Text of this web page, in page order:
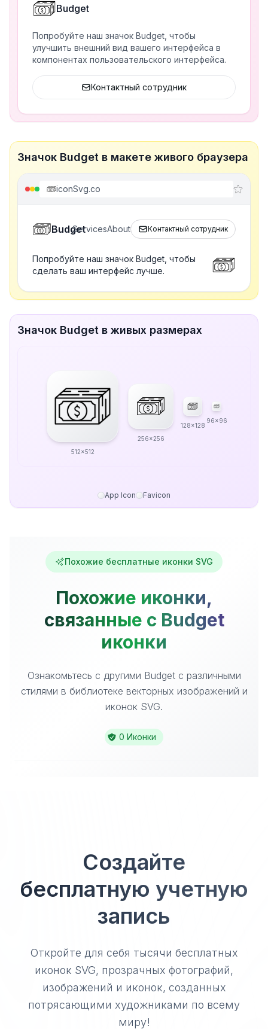
Budget
Попробуйте наш значок Budget, чтобы
улучшить внешний вид вашего интерфейса в
компонентах пользовательского интерфейса.
Контактный сотрудник
Значок Budget в макете живого браузера
iconSvg.co
BudgetServicesAbout Контактный сотрудник
Попробуйте наш значок Budget, чтобы
сделать ваш интерфейс лучше.
Значок Budget в живых размерах
512x512
256x256
128x128
96x96
App Icon Favicon
Похожие бесплатные иконки SVG
Похожие иконки,
связанные с Budget
иконки
Ознакомьтесь с другими Budget с различными
стилями в библиотеке векторных изображений и
иконок SVG.
0 Иконки
Создайте
бесплатную учетную
запись
Откройте для себя тысячи бесплатных
иконок SVG, прозрачных фотографий,
изображений и иконок, созданных
потрясающими художниками по всему
миру!